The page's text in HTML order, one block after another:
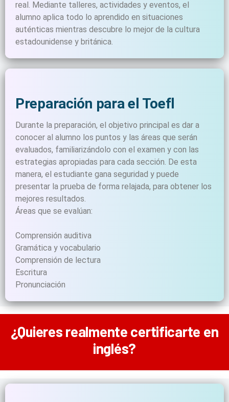
real. Mediante talleres, actividades y eventos, el
alumno aplica todo lo aprendido en situaciones
auténticas mientras descubre lo mejor de la cultura
estadounidense y británica.
Preparación para el Toefl
Durante la preparación, el objetivo principal es dar a
conocer al alumno los puntos y las áreas que serán
evaluados, familiarizándolo con el examen y con las
estrategias apropiadas para cada sección. De esta
manera, el estudiante gana seguridad y puede
presentar la prueba de forma relajada, para obtener los
mejores resultados.
Áreas que se evalúan:
Comprensión auditiva
Gramática y vocabulario
Comprensión de lectura
Escritura
Pronunciación
¿Quieres realmente certificarte en
inglés?